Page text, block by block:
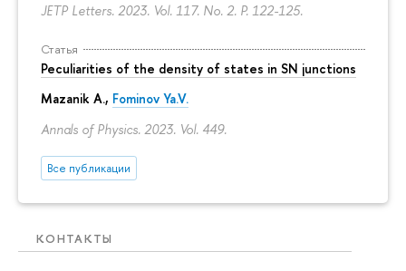
JETP Letters. 2023. Vol. 117. No. 2. P. 122-125.
Статья
Peculiarities of the density of states in SN junctions
Mazanik A., Fominov Ya.V.
Annals of Physics. 2023. Vol. 449.
Все публикации
КОНТАКТЫ